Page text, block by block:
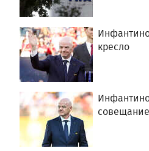
кресло
совещание